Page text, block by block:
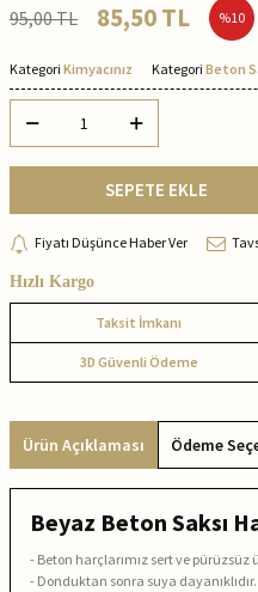
95,00TL 85,50TL %10
Kategori Kimyacınız Kategori Beton
SEPETE EKLE
Fiyatı Düşünce Haber Ver
Hızlı Kargo
Taksit İmkanı
3D Güvenli Ödeme
Ürün Açıklaması Ödeme
Beyaz Beton Saksı
- Beton harçlarımız sert ve
- Donduktan sonra suya